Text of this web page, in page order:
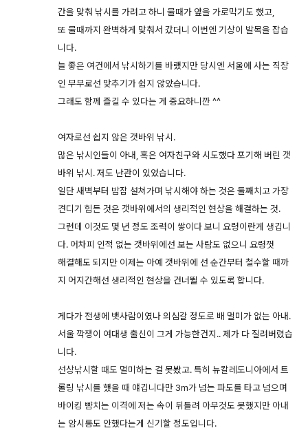
간을 맞춰 낚시를 가려고 하니 물때가 앞을 가로막기도 했고,
또 물때까지 완벽하게 맞춰서 갔더니 이번엔 기상이 발목을 잡습
니다.
늘 좋은 여건에서 낚시하기를 바랬지만 당시엔 서울에 사는 직장
인 부부로선 맞추기가 쉽지 않았습니다.
그래도 함께 즐길 수 있다는 게 중요하니깐 ^^
여자로선 쉽지 않은 갯바위 낚시.
많은 낚시인들이 아내, 혹은 여자친구와 시도했다 포기해 버린 갯
바위 낚시. 저도 난관이 있었습니다.
일단 새벽부터 밤잠 설쳐가며 낚시해야 하는 것은 둘째치고 가장
견디기 힘든 것은 갯바위에서의 생리적인 현상을 해결하는 것.
그런데 이것도 몇 년 정도 조력이 쌓이다 보니 요령이란게 생깁니
다. 어차피 인적 없는 갯바위에선 보는 사람도 없으니 요령껏
해결해도 되지만 이제는 아예 갯바위에 선 순간부터 철수할 때까
지 어지간해선 생리적인 현상을 건너뛸 수 있도록 합니다.
게다가 전생에 뱃사람이였나 의심갈 정도로 배 멀미가 없는 아내.
서울 깍쟁이 여대생 출신이 그게 가능한건지.. 제가 다 질려버렸습
니다.
선상낚시할 때도 멀미하는 걸 못봤고. 특히 뉴칼레도니아에서 트
롤링 낚시를 했을 때 얘깁니다만 3m가 넘는 파도를 타고 넘으며
바이킹 뺨치는 이격에 저는 속이 뒤틀려 아무것도 못했지만 아내
는 암시롱도 안했다는게 신기할 정도입니다.